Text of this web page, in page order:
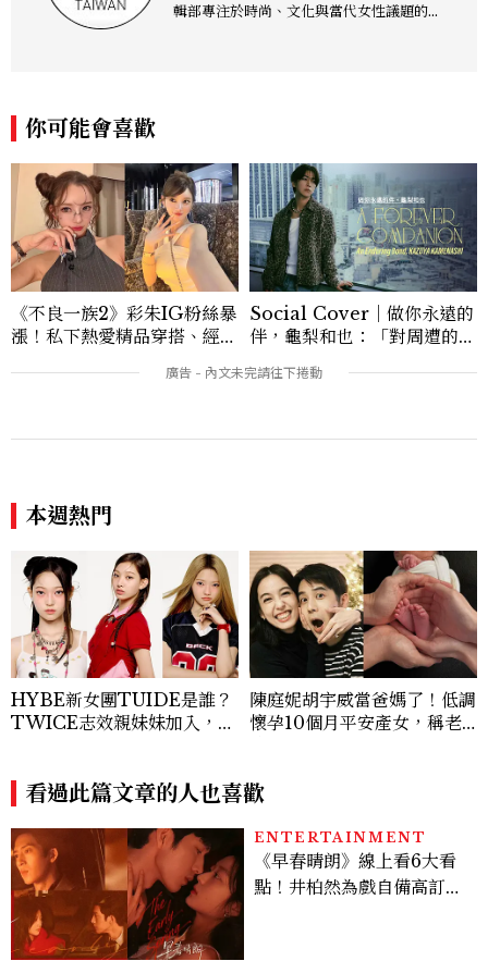
輯部專注於時尚、文化與當代女性議題的深
度的內容。 《Marie Claire》始終以敏銳
視角與編輯直覺，引領讀者探索女性多元面
貌與生活品味風格的無限可能。
你可能會喜歡
《不良一族2》彩朱IG粉絲暴
漲！私下熱愛精品穿搭、經營
Social Cover｜做你永遠的
伴，龜梨和也：「對周遭的人
力。」
本週熱門
HYBE新女團TUIDE是誰？
TWICE志效親妹妹加入，7
陳庭妮胡宇威當爸媽了！低調
懷孕10個月平安產女，稱老
看過此篇文章的人也喜歡
ENTERTAINMENT
《早春晴朗》線上看6大看
點！井柏然為戲自備高訂，